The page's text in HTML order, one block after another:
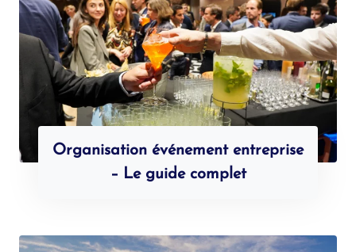
Organisation événement entreprise
– Le guide complet